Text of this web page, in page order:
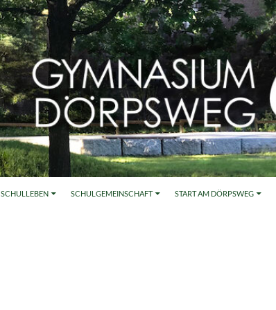
SCHULLEBEN SCHULGEMEINSCHAFT START AM DÖRPSWEG